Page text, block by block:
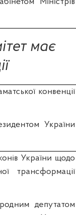
має
конвенції
України
України щодо
трансформації
депутатом